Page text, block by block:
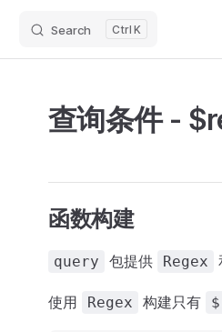
Search K
查询条件 -
函数构建
query 包提供 Regex
使用 Regex 构建只有